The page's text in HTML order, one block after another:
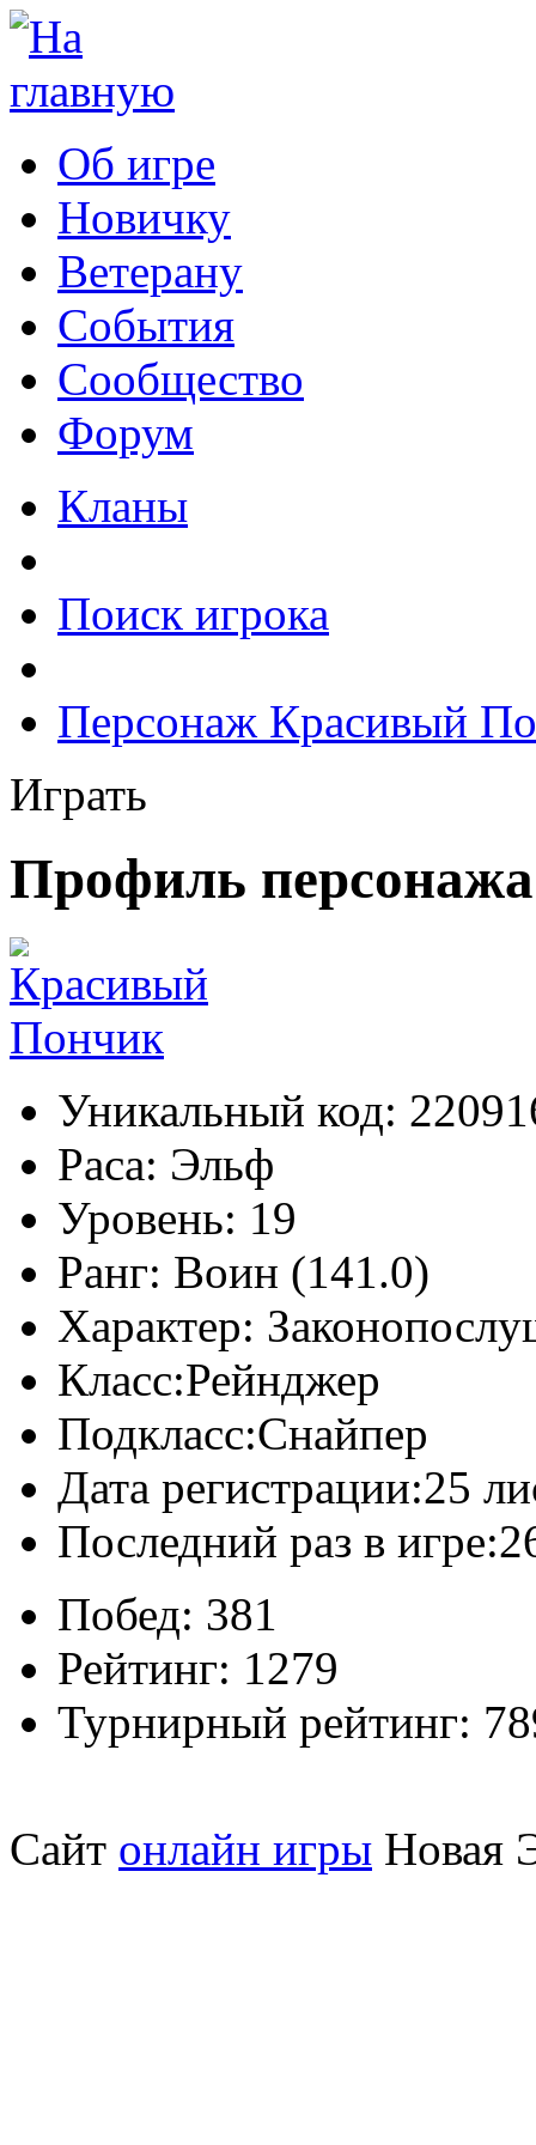
Об игре
Новичку
Ветерану
События
Сообщество
Форум
Кланы
Поиск игрока
Персонаж Красивый
Играть
Профиль
Уникальный код:
Раса: Эльф
Уровень: 19
Ранг: Воин (141.0)
Характер:
Класс:Рейнджер
Подкласс:Снайпер
Дата регистрации:25
Последний раз в игре:
Побед: 381
Рейтинг: 1279
Турнирный рейтинг:
Сайт онлайн игры Новая